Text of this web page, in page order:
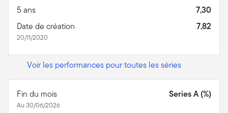
5 ans
7,30
Date de création
20/11/2020
7,82
Voir les performances pour toutes les séries
Fin du mois
Au 30/06/2026
Series A (%)